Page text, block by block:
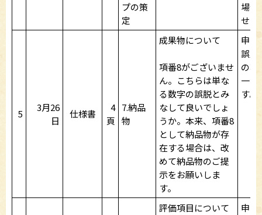
プの策
定
場合
せん
5
3月26
日
仕様書
4
頁
7.納品
物
成果物について
項番8がございませ
ん。こちらは単な
る数字の誤脱とみ
なして良いでしょ
うか。本来、項番8
として納品物が存
在する場合は、改
めて納品物のご提
示をお願いしま
す。
申し
誤脱
の項
一つ
す。
評価項目について 申し